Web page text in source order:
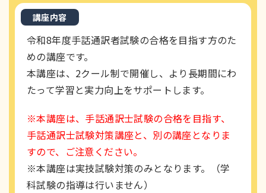
講座内容
令和8年度手話通訳者試験の合格を目指す方のた
めの講座です。
本講座は、2クール制で開催し、より長期間にわ
たって学習と実力向上をサポートします。
※本講座は、手話通訳士試験の合格を目指す、
手話通訳士試験対策講座と、別の講座となりま
すので、ご注意ください。
※本講座は実技試験対策のみとなります。（学
科試験の指導は行いません）